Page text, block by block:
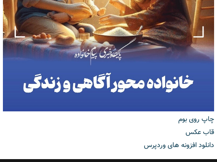
چاپ روی بوم
قاب عکس
دانلود افزونه های وردپرس